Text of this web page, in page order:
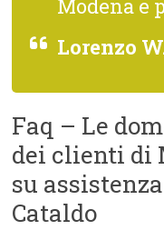
Modena e
Lorenzo
Faq – Le
dei clienti di
su
Cataldo